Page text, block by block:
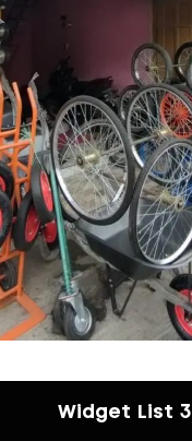
Widget List 3